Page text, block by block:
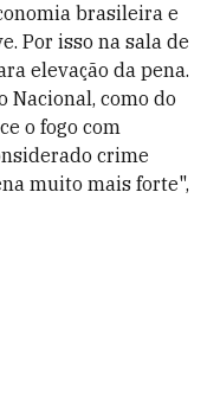
brasileira e
Por isso na sala de
elevação da pena.
Nacional, como do
o fogo com
crime
muito mais forte",